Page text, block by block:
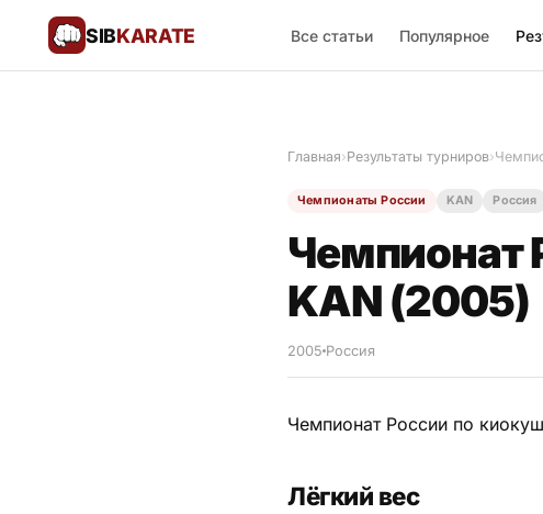
SIBKARATE Все статьи Популярное
Главная›Результаты турниров›
Чемпионаты России KAN Россия
Чемпионат
KAN (2005)
2005 Россия
Чемпионат России по
Лёгкий вес